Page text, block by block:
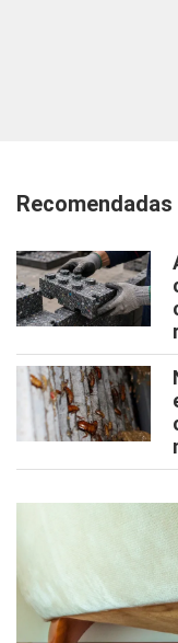
Recomendadas